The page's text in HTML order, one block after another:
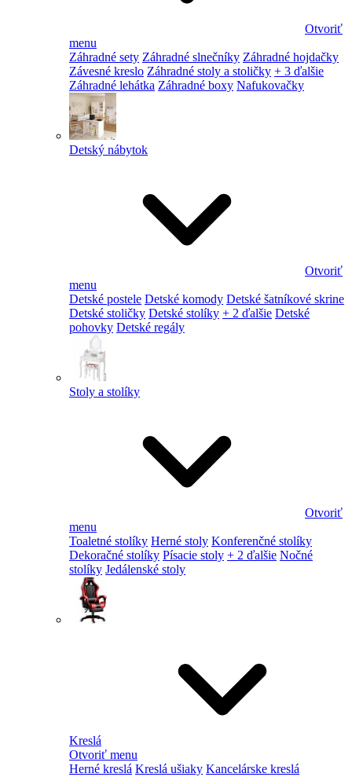
Otvoriť
menu
Záhradné sety Záhradné slnečníky Záhradné hojdačky
Závesné kreslo Záhradné stoly a stoličky + 3 ďalšie
Záhradné lehátka Záhradné boxy Nafukovačky
Detský nábytok
Otvoriť
menu
Detské postele Detské komody Detské šatníkové skrine
Detské stoličky Detské stolíky + 2 ďalšie Detské
pohovky Detské regály
Stoly a stolíky
Otvoriť
menu
Toaletné stolíky Herné stoly Konferenčné stolíky
Dekoračné stolíky Písacie stoly + 2 ďalšie Nočné
stolíky Jedálenské stoly
Kreslá
Otvoriť menu
Herné kreslá Kreslá ušiaky Kancelárske kreslá